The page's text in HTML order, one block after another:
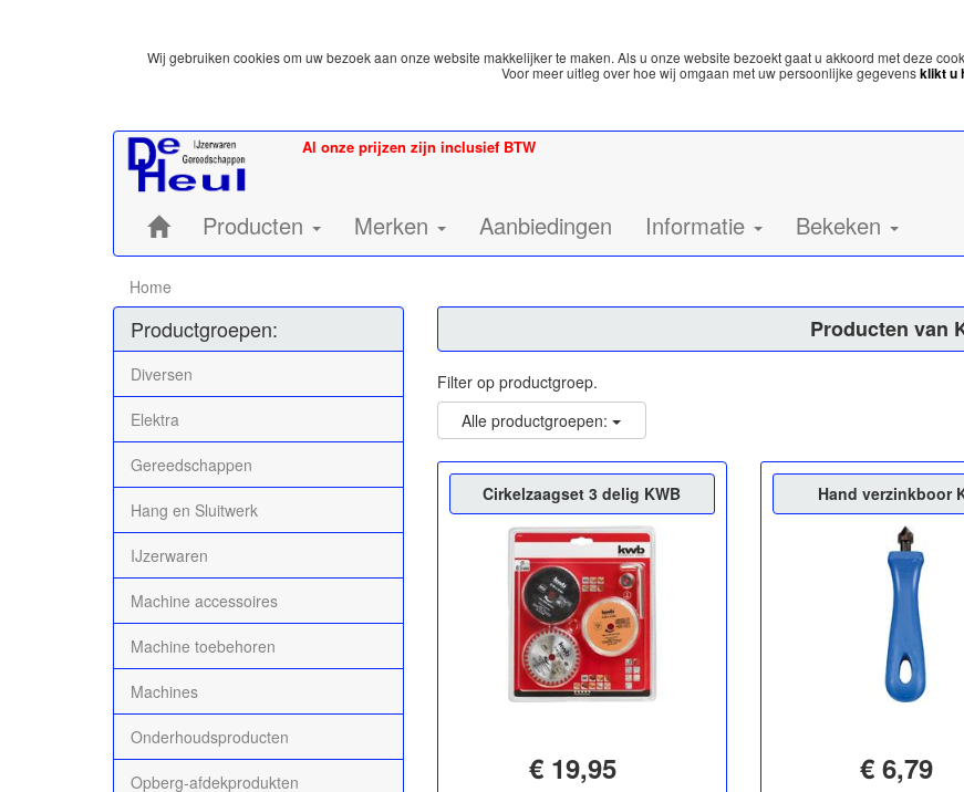
Wij gebruiken cookies om uw bezoek aan onze website makkelijker te maken. Als u onze website bezoekt gaat u akkoord met deze
Voor meer uitleg over hoe wij omgaan met uw persoonlijke gegevensklikt u
Al onze prijzen zijn inclusief BTW
Home:Producten Merken Aanbiedingen Informatie Bekeken
Home
Productgroepen:
Diversen
Elektra
Gereedschappen
Hang en Sluitwerk
IJzerwaren
Machine accessoires
Machine toebehoren
Machines
Onderhoudsproducten
Opberg-afdekprodukten
Producten van
Filter op productgroep.
Alle productgroepen:
Cirkelzaagset 3 delig KWB
€ 19,95
Hand verzinkboor
€ 6,79